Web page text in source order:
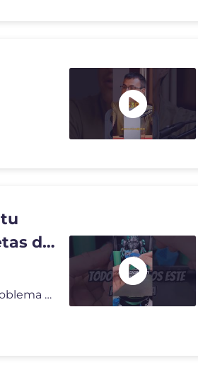
de
🛏️ Si tus impresiones 3D se despegan de la cama, el problema pued